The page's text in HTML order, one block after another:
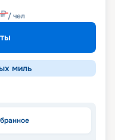
₽/ чел
миль